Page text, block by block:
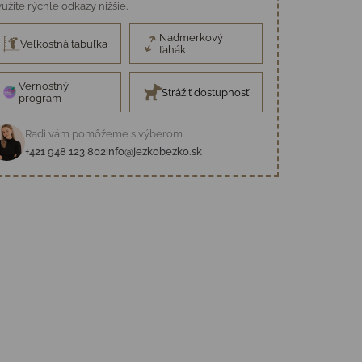
rýchle odkazy nižšie.
Veľkostná tabuľka
Nadmerkový
ťahák
Vernostný
program
Strážiť dostupnosť
Radi vám pomôžeme s výberom
+421 948 123 802info@jezkobezko.sk